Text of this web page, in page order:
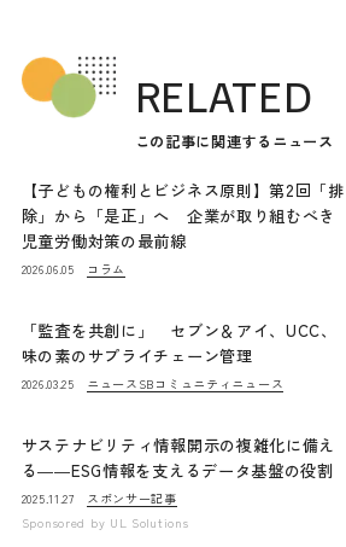
RELATED
この記事に関連するニュース
【子どもの権利とビジネス原則】第2回「排
除」から「是正」へ 企業が取り組むべき
児童労働対策の最前線
2026.06.05 コラム
「監査を共創に」 セブン＆アイ、UCC、
味の素のサプライチェーン管理
2026.03.25 ニュース SBコミュニティニュース
サステナビリティ情報開示の複雑化に備え
る――ESG情報を支えるデータ基盤の役割
2025.11.27
スポンサー記事
Sponsored by UL Solutions